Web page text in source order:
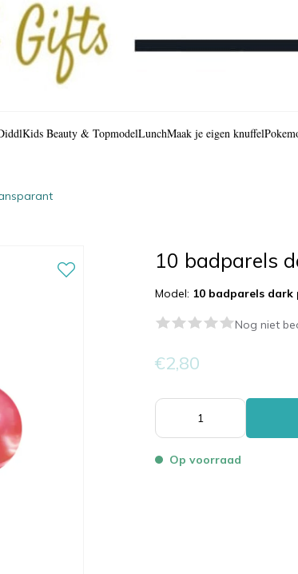
Kids Beauty & TopmodelLunchMaak je eigen knuffel
10 badparels
Model: 10 badparels
Nog niet
€2,80
Op voorraad